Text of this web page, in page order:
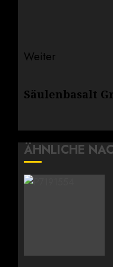
Weiter
Beitrag:
Säulenbasalt
ÄHNLICHE